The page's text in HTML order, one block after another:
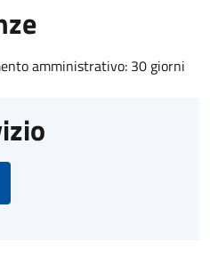
amministrativo: 30 giorni